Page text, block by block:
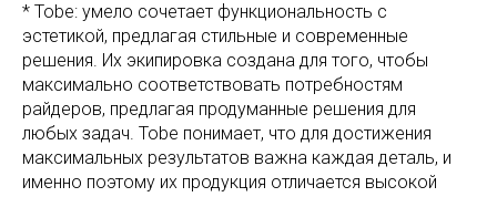
* Tobe: умело сочетает функциональность с
эстетикой, предлагая стильные и современные
решения. Их экипировка создана для того, чтобы
максимально соответствовать потребностям
райдеров, предлагая продуманные решения для
любых задач. Tobe понимает, что для достижения
максимальных результатов важна каждая деталь, и
именно поэтому их продукция отличается высокой